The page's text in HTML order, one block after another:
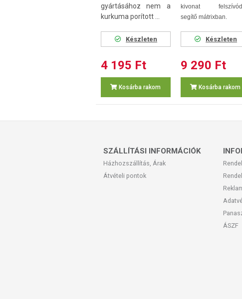
gyártásához nem a
kurkuma porított ...
Készleten
4 195 Ft
Kosárba rakom
kivonat
segítő mátrixban.
Készleten
9 290 Ft
Kosárba rakom
SZÁLLÍTÁSI INFORMÁCIÓK
Házhozszállítás, Árak
Átvételi pontok
ÁSZF